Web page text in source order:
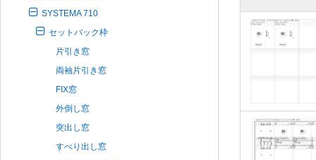
SYSTEMA 710
セットバック枠
片引き窓
両袖片引き窓
FIX窓
外倒し窓
突出し窓
すべり出し窓